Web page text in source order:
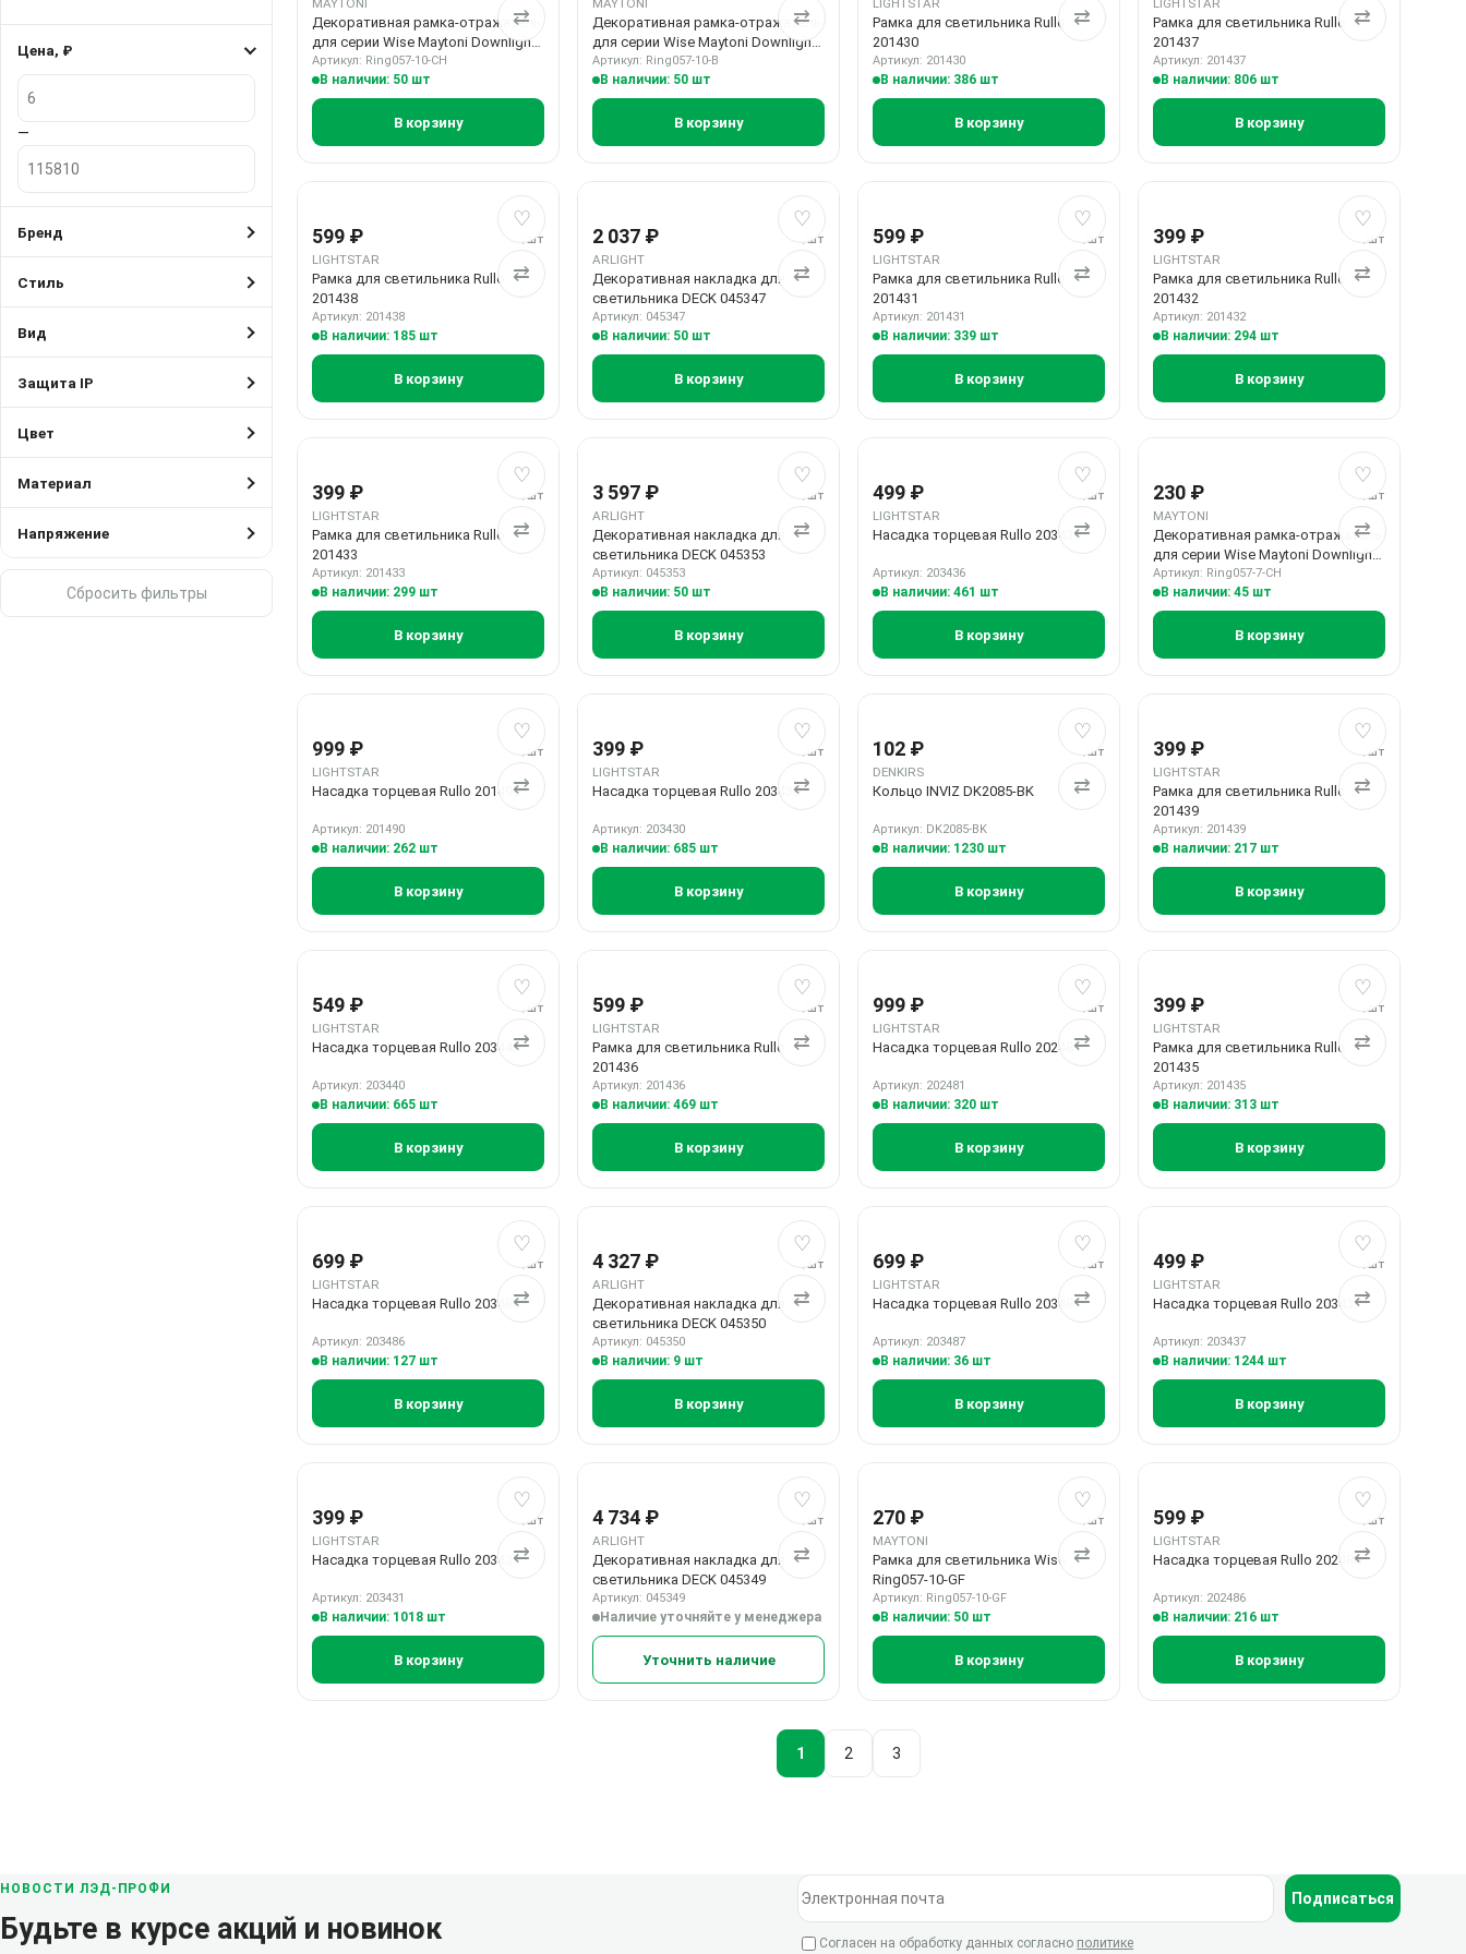
Цена, ₽
Цена, ₽
—
Бренд
Стиль
Вид
Защита IP
Цвет
Материал
Напряжение
Сбросить фильтры
MAYTONI
Декоративная рамка-отражатель
для серии Wise Maytoni Downlight
Ring057-10-CH
Артикул: Ring057-10-CH
В наличии: 50 шт
⇄
В корзину
MAYTONI
Декоративная рамка-отражатель
для серии Wise Maytoni Downlight
Ring057-10-B
Артикул: Ring057-10-B
В наличии: 50 шт
⇄
В корзину
LIGHTSTAR
Рамка для светильника Rullo
201430
Артикул: 201430
В наличии: 386 шт
⇄
В корзину
LIGHTSTAR
Рамка для светильника Rullo
201437
Артикул: 201437
В наличии: 806 шт
⇄
В корзину
599 ₽ /шт
LIGHTSTAR
Рамка для светильника Rullo
201438
Артикул: 201438
В наличии: 185 шт
♡
Добавить в избранное
⇄
Добавить в сравнение
В корзину
2 037 ₽ /шт
ARLIGHT
Декоративная накладка для
светильника DECK 045347
Артикул: 045347
В наличии: 50 шт
♡
Добавить в избранное
⇄
Добавить в сравнение
В корзину
599 ₽ /шт
LIGHTSTAR
Рамка для светильника Rullo
201431
Артикул: 201431
В наличии: 339 шт
♡
Добавить в избранное
⇄
Добавить в сравнение
В корзину
399 ₽ /шт
LIGHTSTAR
Рамка для светильника Rullo
201432
Артикул: 201432
В наличии: 294 шт
♡
Добавить в
⇄
Добавить в
В корзину
399 ₽ /шт
LIGHTSTAR
Рамка для светильника Rullo
201433
Артикул: 201433
В наличии: 299 шт
♡
Добавить в избранное
⇄
Добавить в сравнение
В корзину
3 597 ₽ /шт
ARLIGHT
Декоративная накладка для
светильника DECK 045353
Артикул: 045353
В наличии: 50 шт
♡
Добавить в избранное
⇄
Добавить в сравнение
В корзину
499 ₽ /шт
LIGHTSTAR
Насадка торцевая Rullo 203436
Артикул: 203436
В наличии: 461 шт
♡
Добавить в избранное
⇄
Добавить в сравнение
В корзину
230 ₽ /шт
MAYTONI
Декоративная рамка-отражатель
для серии Wise Maytoni Downlight
Ring057-7-CH
Артикул: Ring057-7-CH
В наличии: 45 шт
♡
Добавить в
⇄
Добавить в
В корзину
999 ₽ /шт
LIGHTSTAR
Насадка торцевая Rullo 201490
Артикул: 201490
В наличии: 262 шт
♡
Добавить в избранное
⇄
Добавить в сравнение
В корзину
399 ₽ /шт
LIGHTSTAR
Насадка торцевая Rullo 203430
Артикул: 203430
В наличии: 685 шт
♡
Добавить в избранное
⇄
Добавить в сравнение
В корзину
102 ₽ /шт
DENKIRS
Кольцо INVIZ DK2085-BK
Артикул: DK2085-BK
В наличии: 1230 шт
♡
Добавить в избранное
⇄
Добавить в сравнение
В корзину
399 ₽ /шт
LIGHTSTAR
Рамка для светильника Rullo
201439
Артикул: 201439
В наличии: 217 шт
♡
Добавить в
⇄
Добавить в
В корзину
549 ₽ /шт
LIGHTSTAR
Насадка торцевая Rullo 203440
Артикул: 203440
В наличии: 665 шт
♡
Добавить в избранное
⇄
Добавить в сравнение
В корзину
599 ₽ /шт
LIGHTSTAR
Рамка для светильника Rullo
201436
Артикул: 201436
В наличии: 469 шт
♡
Добавить в избранное
⇄
Добавить в сравнение
В корзину
999 ₽ /шт
LIGHTSTAR
Насадка торцевая Rullo 202481
Артикул: 202481
В наличии: 320 шт
♡
Добавить в избранное
⇄
Добавить в сравнение
В корзину
399 ₽ /шт
LIGHTSTAR
Рамка для светильника Rullo
201435
Артикул: 201435
В наличии: 313 шт
♡
Добавить в
⇄
Добавить в
В корзину
699 ₽ /шт
LIGHTSTAR
Насадка торцевая Rullo 203486
Артикул: 203486
В наличии: 127 шт
♡
Добавить в избранное
⇄
Добавить в сравнение
В корзину
4 327 ₽ /шт
ARLIGHT
Декоративная накладка для
светильника DECK 045350
Артикул: 045350
В наличии: 9 шт
♡
Добавить в избранное
⇄
Добавить в сравнение
В корзину
699 ₽ /шт
LIGHTSTAR
Насадка торцевая Rullo 203487
Артикул: 203487
В наличии: 36 шт
♡
Добавить в избранное
⇄
Добавить в сравнение
В корзину
499 ₽ /шт
LIGHTSTAR
Насадка торцевая Rullo 203437
Артикул: 203437
В наличии: 1244 шт
♡
Добавить в
⇄
Добавить в
В корзину
399 ₽ /шт
LIGHTSTAR
Насадка торцевая Rullo 203431
Артикул: 203431
В наличии: 1018 шт
♡
Добавить в избранное
⇄
Добавить в сравнение
В корзину
4 734 ₽ /шт
ARLIGHT
Декоративная накладка для
светильника DECK 045349
Артикул: 045349
Наличие уточняйте у менеджера
♡
Добавить в избранное
⇄
Добавить в сравнение
Уточнить наличие
270 ₽ /шт
MAYTONI
Рамка для светильника Wise
Ring057-10-GF
Артикул: Ring057-10-GF
В наличии: 50 шт
♡
Добавить в избранное
⇄
Добавить в сравнение
В корзину
599 ₽ /шт
LIGHTSTAR
Насадка торцевая Rullo 202486
Артикул: 202486
В наличии: 216 шт
♡
Добавить в
⇄
Добавить в
В корзину
1 2 3
НОВОСТИ ЛЭД-ПРОФИ
Будьте в курсе акций и новинок
Электронная почта
Подписаться
Согласен на обработку данных согласно политике